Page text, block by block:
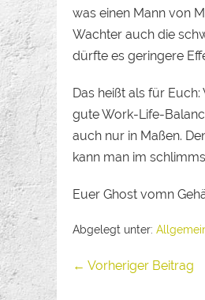
was einen Mann von
Wachter auch die
dürfte es geringere
Das heißt als für
gute Work-Life-
auch nur in Maßen.
kann man im
Euer Ghost vomn
Abgelegt unter:
← Vorheriger Beitrag